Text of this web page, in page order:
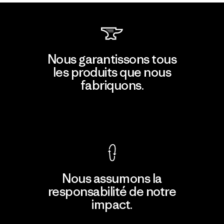
Nous garantissons tous
les produits que nous
fabriquons.
Nous assumons la
responsabilité de notre
impact.